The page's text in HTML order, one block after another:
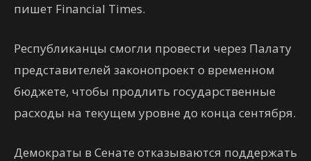
пишет Financial Times.
Республиканцы смогли провести через Палату
представителей законопроект о временном
бюджете, чтобы продлить государственные
расходы на текущем уровне до конца сентября.
Демократы в Сенате отказываются поддержать